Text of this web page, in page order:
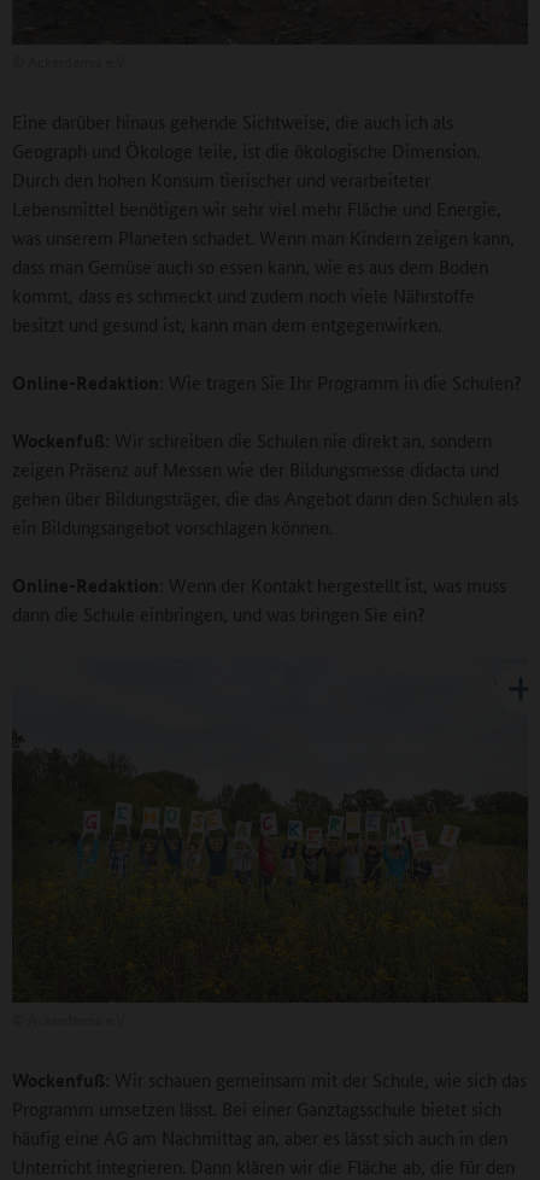
Eine darüber hinaus gehende Sichtweise, die auch ich als
Geograph und Ökologe teile, ist die ökologische Dimension.
Durch den hohen Konsum tierischer und verarbeiteter
Lebensmittel benötigen wir sehr viel mehr Fläche und Energie,
was unserem Planeten schadet. Wenn man Kindern zeigen kann,
dass man Gemüse auch so essen kann, wie es aus dem Boden
kommt, dass es schmeckt und zudem noch viele Nährstoffe
besitzt und gesund ist, kann man dem entgegenwirken.
Online-Redaktion : Wie tragen Sie Ihr Programm in die Schulen?
Wockenfuß : Wir schreiben die Schulen nie direkt an, sondern
zeigen Präsenz auf Messen wie der Bildungsmesse didacta und
gehen über Bildungsträger, die das Angebot dann den Schulen als
ein Bildungsangebot vorschlagen können.
Online-Redaktion : Wenn der Kontakt hergestellt ist, was muss
dann die Schule einbringen, und was bringen Sie ein?
Wockenfuß : Wir schauen gemeinsam mit der Schule, wie sich das
Programm umsetzen lässt. Bei einer Ganztagsschule bietet sich
häufig eine AG am Nachmittag an, aber es lässt sich auch in den
Unterricht integrieren. Dann klären wir die Fläche ab, die für den